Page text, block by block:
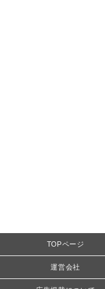
TOPページ
運営会社